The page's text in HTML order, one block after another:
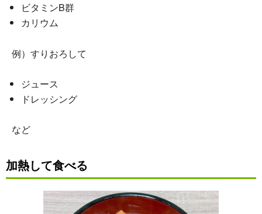
ビタミンB群
カリウム
例）すりおろして
ジュース
ドレッシング
など
加熱して食べる